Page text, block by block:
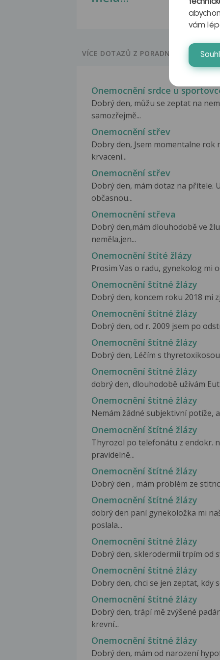
VÍCE DOTAZŮ Z PORADNY
Onemocnění srdce u
Dobrý den, můžu se zeptat na
samozřejmě...
Onemocnění střev
Dobry den, Jsem momentalne rok
krvaceni...
Onemocnění střev
Dobrý den, mám dotaz na přítele.
občasnou...
Onemocnění střeva
Dobrý den,mám dlouhodobě ve
neměla,jen...
Onemocnění štíté žlázy
Prosim Vas o radu, gynekolog mi
Onemocnění štítné žlázy
Dobrý den, koncem roku 2018 mi
Onemocnění štítné žlázy
Dobrý den, od r. 2009 jsem po
Onemocnění štítné žlázy
Dobrý den, Léčím s
Onemocnění štítné žlázy
dobrý den, dlouhodobě užívám
Onemocnění štítné žlázy
Nemám žádné subjektivní potíže,
Onemocnění štítné žlázy
Thyrozol po telefonátu z endokr.
pravidelně...
Onemocnění štítné žlázy
Dobrý den , mám problém ze
Onemocnění štítné žlázy
dobrý den paní gynekoložka mi
poslala...
Onemocnění štítné žlázy
Dobrý den, sklerodermií trpím od
Onemocnění štítné žlázy
Dobry den, chci se jen zeptat, kdy
Onemocnění štítné žlázy
Dobrý den, trápí mě zvýšené
krevní...
Onemocnění štítné žlázy
Dobrý den, mám od narození
vám